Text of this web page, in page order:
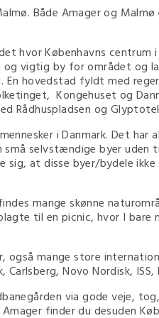
Både Amager og
hvor Københavns centrum
vigtig by for området og
hovedstad fyldt med
Kongehuset og
Rådhuspladsen og
i Danmark. Det
selvstændige byer uden
at disse byer/bydele
mange skønne
til en picnic, hvor I
mange store
Novo Nordisk,
via gode veje,
finder du desuden